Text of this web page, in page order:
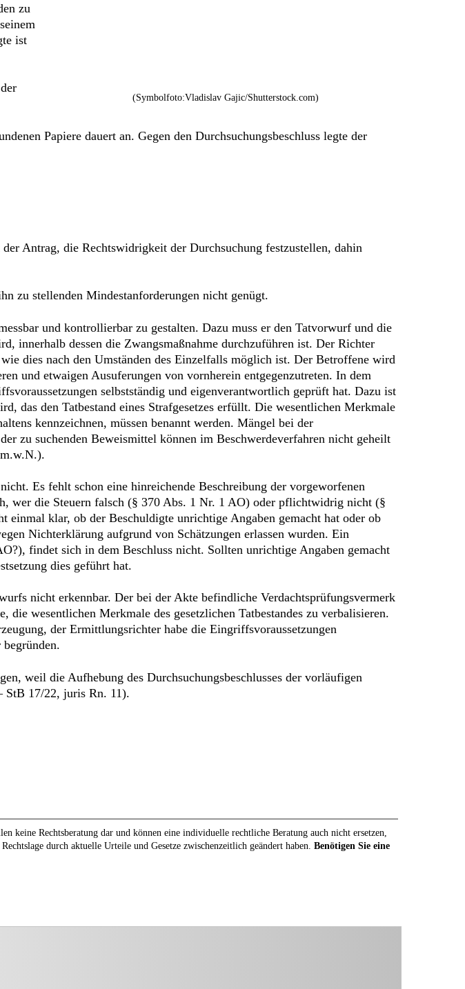
(Symbolfoto:Vladislav Gajic/Shutterstock.com)
zu
ist
Papiere dauert an. Gegen den Durchsuchungsbeschluss legte der
Antrag, die Rechtswidrigkeit der Durchsuchung festzustellen, dahin
zu stellenden Mindestanforderungen nicht genügt.
und kontrollierbar zu gestalten. Dazu muss er den Tatvorwurf und die
innerhalb dessen die Zwangsmaßnahme durchzuführen ist. Der Richter
dies nach den Umständen des Einzelfalls möglich ist. Der Betroffene wird
und etwaigen Ausuferungen von vornherein entgegenzutreten. In dem
selbstständig und eigenverantwortlich geprüft hat. Dazu ist
das den Tatbestand eines Strafgesetzes erfüllt. Die wesentlichen Merkmale
kennzeichnen, müssen benannt werden. Mängel bei der
zu suchenden Beweismittel können im Beschwerdeverfahren nicht geheilt
Es fehlt schon eine hinreichende Beschreibung der vorgeworfenen
wer die Steuern falsch (§ 370 Abs. 1 Nr. 1 AO) oder pflichtwidrig nicht (§
klar, ob der Beschuldigte unrichtige Angaben gemacht hat oder ob
Nichterklärung aufgrund von Schätzungen erlassen wurden. Ein
findet sich in dem Beschluss nicht. Sollten unrichtige Angaben gemacht
dies geführt hat.
nicht erkennbar. Der bei der Akte befindliche Verdachtsprüfungsvermerk
die wesentlichen Merkmale des gesetzlichen Tatbestandes zu verbalisieren.
der Ermittlungsrichter habe die Eingriffsvoraussetzungen
weil die Aufhebung des Durchsuchungsbeschlusses der vorläufigen
StB 17/22, juris Rn. 11).
keine Rechtsberatung dar und können eine individuelle rechtliche Beratung auch nicht ersetzen,
durch aktuelle Urteile und Gesetze zwischenzeitlich geändert haben. Benötigen Sie eine